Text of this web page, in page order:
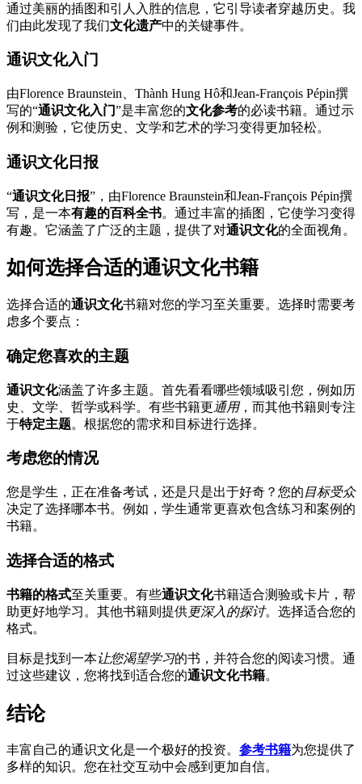
通过美丽的插图和引人入胜的信息，它引导读者穿越历史。我
们由此发现了我们文化遗产中的关键事件。
通识文化入门
由Florence Braunstein、Thành Hung Hô和Jean-François Pépin撰
写的“通识文化入门”是丰富您的文化参考的必读书籍。通过示
例和测验，它使历史、文学和艺术的学习变得更加轻松。
通识文化日报
“通识文化日报”，由Florence Braunstein和Jean-François Pépin撰
写，是一本有趣的百科全书。通过丰富的插图，它使学习变得
有趣。它涵盖了广泛的主题，提供了对通识文化的全面视角。
如何选择合适的通识文化书籍
选择合适的通识文化书籍对您的学习至关重要。选择时需要考
虑多个要点：
确定您喜欢的主题
通识文化涵盖了许多主题。首先看看哪些领域吸引您，例如历
史、文学、哲学或科学。有些书籍更通用，而其他书籍则专注
于特定主题。根据您的需求和目标进行选择。
考虑您的情况
您是学生，正在准备考试，还是只是出于好奇？您的目标受众
决定了选择哪本书。例如，学生通常更喜欢包含练习和案例的
书籍。
选择合适的格式
书籍的格式至关重要。有些通识文化书籍适合测验或卡片，帮
助更好地学习。其他书籍则提供更深入的探讨。选择适合您的
格式。
目标是找到一本让您渴望学习的书，并符合您的阅读习惯。通
过这些建议，您将找到适合您的通识文化书籍。
结论
丰富自己的通识文化是一个极好的投资。 参考书籍为您提供了
多样的知识。您在社交互动中会感到更加自信。